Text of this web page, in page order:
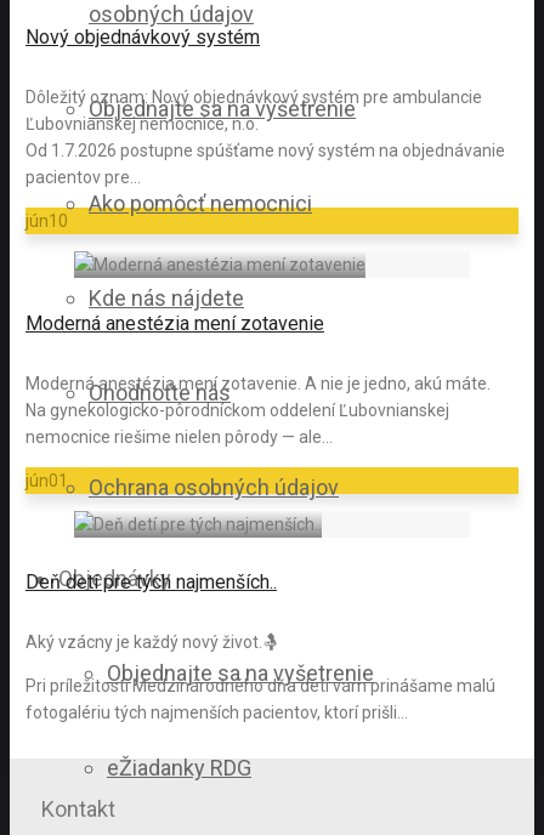
osobných údajov
Objednajte sa na vyšetrenie
Ako pomôcť nemocnici
Kde nás nájdete
Ohodnoťte nás
Ochrana osobných údajov
Objednávky
Objednajte sa na vyšetrenie
eŽiadanky RDG
Nový objednávkový systém
Dôležitý oznam: Nový objednávkový systém pre ambulancie
Ľubovnianskej nemocnice, n.o.
Od 1.7.2026 postupne spúšťame nový systém na objednávanie
pacientov pre…
jún10
Moderná anestézia mení zotavenie
Moderná anestézia mení zotavenie. A nie je jedno, akú máte.
Na gynekologicko-pôrodníckom oddelení Ľubovnianskej
nemocnice riešime nielen pôrody — ale…
jún01
Deň detí pre tých najmenších..
Aký vzácny je každý nový život.🤱
Pri príležitosti Medzinárodného dňa detí vám prinášame malú
fotogalériu tých najmenších pacientov, ktorí prišli…
Kontakt